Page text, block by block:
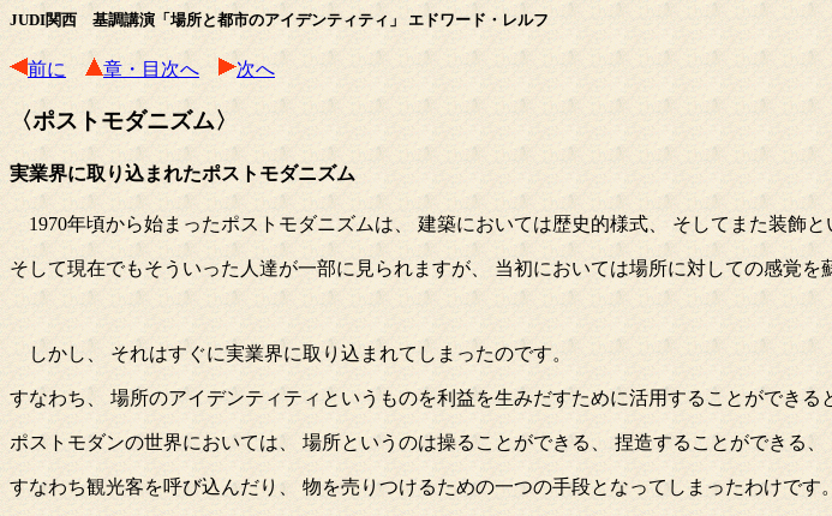
JUDI関西 基調講演「場所と都市のアイデンティティ」 エドワード・レルフ
前に 章・目次へ 次へ
〈ポストモダニズム〉
実業界に取り込まれたポストモダニズム
1970年頃から始まったポストモダニズムは、 建築においては歴史的様式、 そしてまた装飾
そして現在でもそういった人達が一部に見られますが、 当初においては場所に対しての感覚
しかし、 それはすぐに実業界に取り込まれてしまったのです。
すなわち、 場所のアイデンティティというものを利益を生みだすために活用することができる
ポストモダンの世界においては、 場所というのは操ることができる、 捏造することができる、
すなわち観光客を呼び込んだり、 物を売りつけるための一つの手段となってしまったわけです。